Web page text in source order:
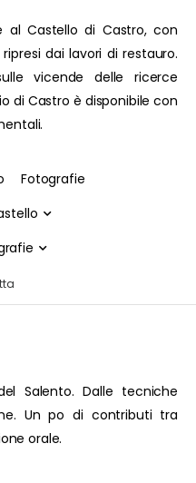
al Castello di Castro, con
dai lavori di restauro.
vicende delle ricerce
di Castro è disponibile con
Fotografie
Salento. Dalle tecniche
Un po di contributi tra
orale.